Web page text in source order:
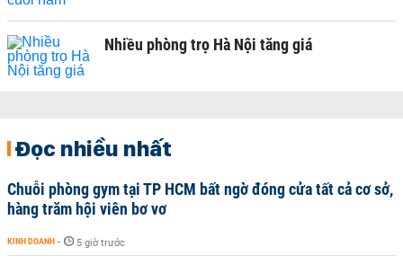
Nhiều phòng trọ Hà Nội tăng giá
Đọc nhiều nhất
Chuỗi phòng gym tại TP HCM bất ngờ đóng cửa tất cả cơ sở,
hàng trăm hội viên bơ vơ
KINH DOANH - 5 giờ trước